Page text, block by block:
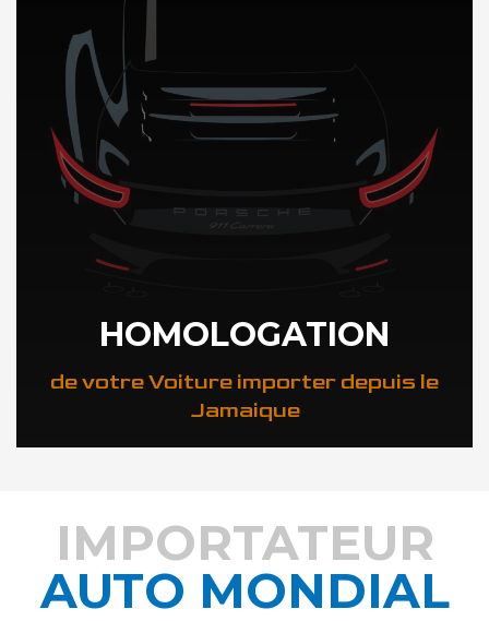
HOMOLOGATION
de votre Voiture importer depuis le
Jamaique
DÉCOUVREZ COMMENT
IMPORTATEUR
AUTO MONDIAL